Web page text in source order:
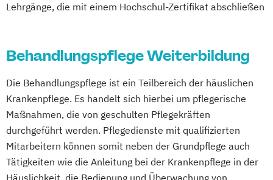
Lehrgänge, die mit einem Hochschul-Zertifikat abschließen
Behandlungspflege Weiterbildung
Die Behandlungspflege ist ein Teilbereich der häuslichen
Krankenpflege. Es handelt sich hierbei um pflegerische
Maßnahmen, die von geschulten Pflegekräften
durchgeführt werden. Pflegedienste mit qualifizierten
Mitarbeitern können somit neben der Grundpflege auch
Tätigkeiten wie die Anleitung bei der Krankenpflege in der
Häuslichkeit, die Bedienung und Überwachung von